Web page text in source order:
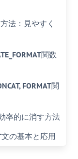
法：見やすく
関数
FORMAT関
率的に消す方法
文の基本と応用